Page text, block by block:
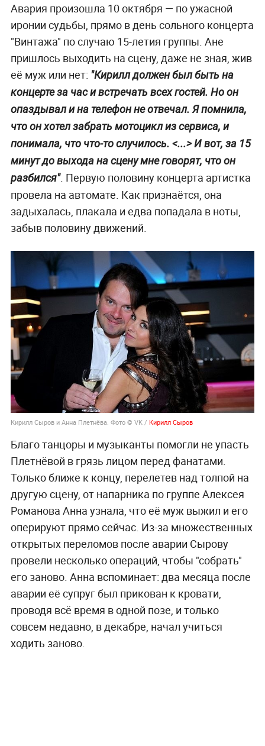
Авария произошла 10 октября — по ужасной
иронии судьбы, прямо в день сольного концерта
"Винтажа" по случаю 15-летия группы. Ане
пришлось выходить на сцену, даже не зная, жив
её муж или нет: "Кирилл должен был быть на
концерте за час и встречать всех гостей. Но он
опаздывал и на телефон не отвечал. Я помнила,
что он хотел забрать мотоцикл из сервиса, и
понимала, что что-то случилось. <...> И вот, за 15
минут до выхода на сцену мне говорят, что он
разбился". Первую половину концерта артистка
провела на автомате. Как признаётся, она
задыхалась, плакала и едва попадала в ноты,
забыв половину движений.
Кирилл Сыров и Анна Плетнёва. Фото © VK / Кирилл Сыров
Благо танцоры и музыканты помогли не упасть
Плетнёвой в грязь лицом перед фанатами.
Только ближе к концу, перелетев над толпой на
другую сцену, от напарника по группе Алексея
Романова Анна узнала, что её муж выжил и его
оперируют прямо сейчас. Из-за множественных
открытых переломов после аварии Сырову
провели несколько операций, чтобы "собрать"
его заново. Анна вспоминает: два месяца после
аварии её супруг был прикован к кровати,
проводя всё время в одной позе, и только
совсем недавно, в декабре, начал учиться
ходить заново.